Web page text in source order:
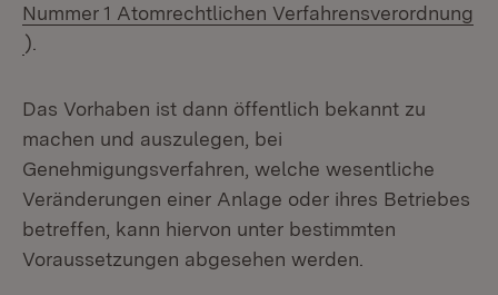
Nummer 1 Atomrechtlichen Verfahrensverordnung
(Öffnet in neuem Fenster)
).
Das Vorhaben ist dann öffentlich bekannt zu
machen und auszulegen, bei
Genehmigungsverfahren, welche wesentliche
Veränderungen einer Anlage oder ihres Betriebes
betreffen, kann hiervon unter bestimmten
Voraussetzungen abgesehen werden.